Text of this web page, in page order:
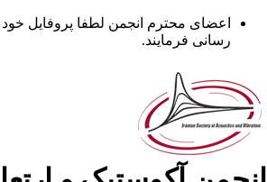
رسانی فرمایند.